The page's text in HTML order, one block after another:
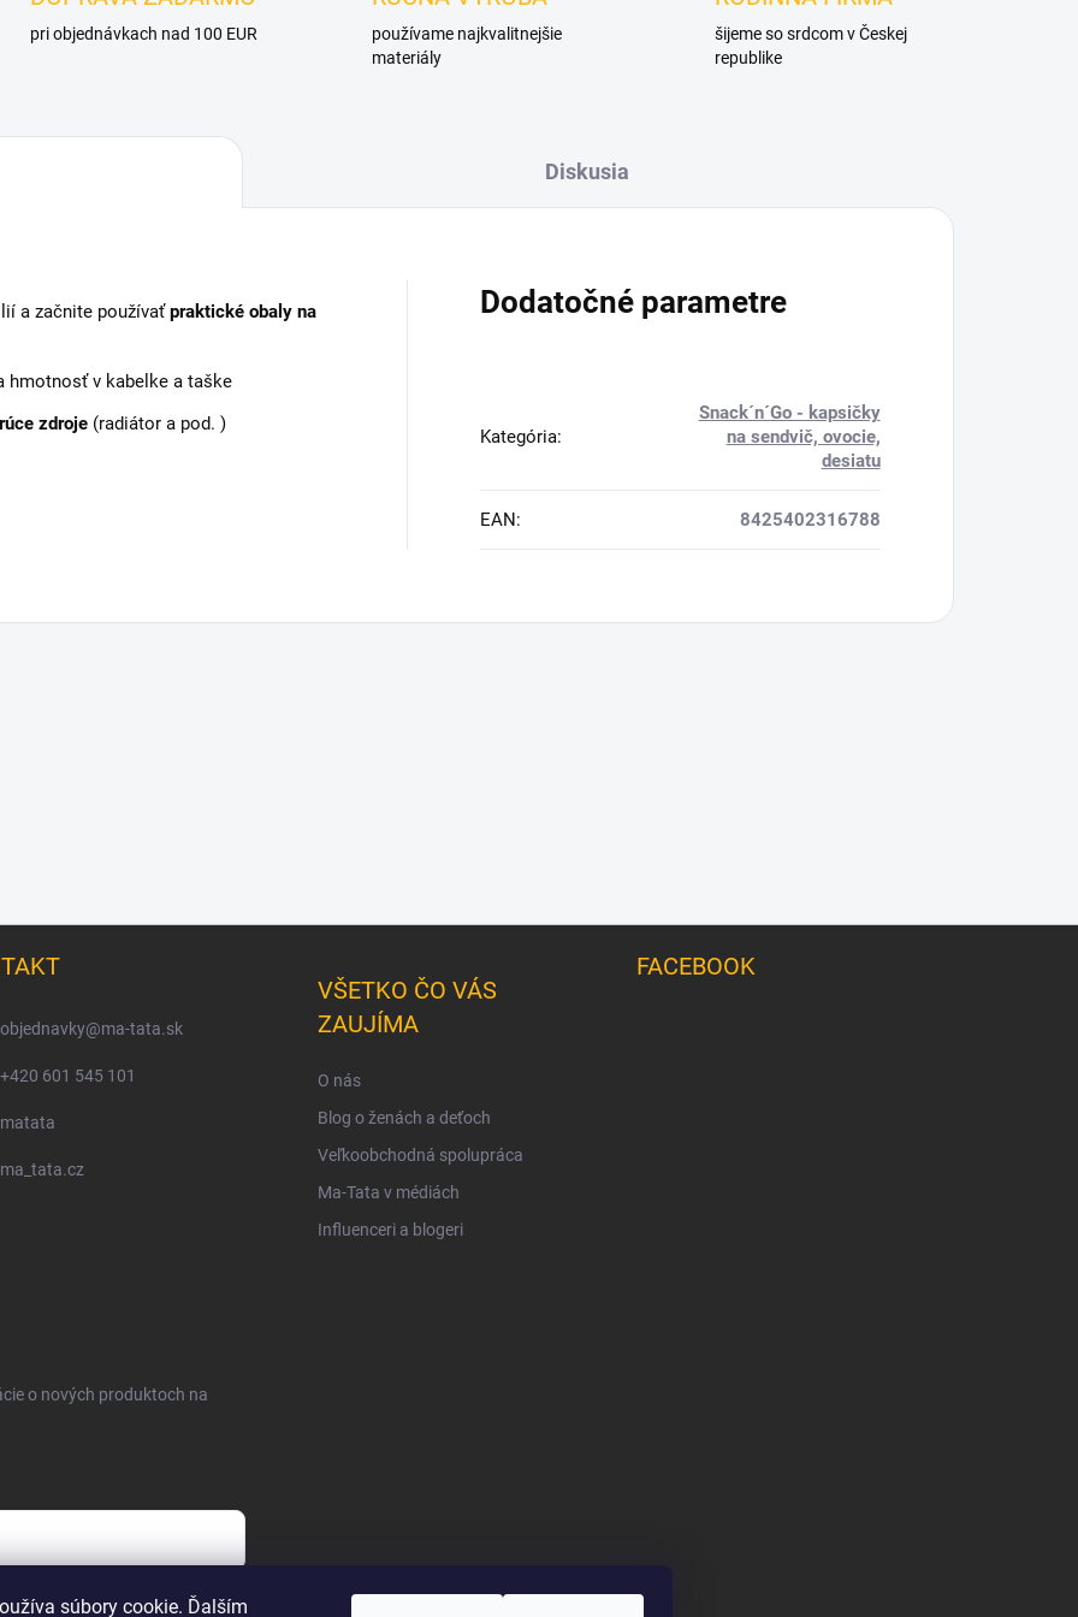
súbory cookie. Ďalším
pri objednávkach nad 100 EUR
používame najkvalitnejšie
materiály
šijeme so srdcom v Českej
republike
Diskusia
a začnite používaťpraktické obaly na
hmotnosť v kabelke a taške
zdroje (radiátor a pod. )
Dodatočné parametre
Kategória:
Snack´n´Go - kapsičky
na sendvič, ovocie,
desiatu
EAN: 8425402316788
objednavky@ma-tata.sk
+420 601 545 101
matata
ma_tata.cz
VŠETKO ČO VÁS
ZAUJÍMA
O nás
Blog o ženách a deťoch
Veľkoobchodná spolupráca
Ma-Tata v médiách
Influenceri a blogeri
FACEBOOK
o nových produktoch na
údajov